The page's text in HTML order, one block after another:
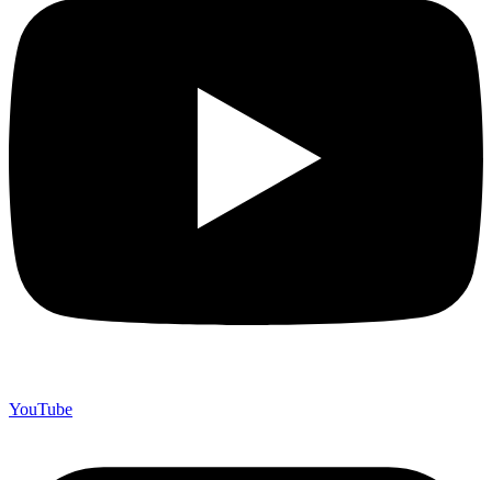
YouTube